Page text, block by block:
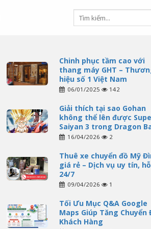
Chinh phục tầm cao với
thang máy GHT –
hiệu số 1 Việt Nam
06/01/2025 142
Giải thích tại sao Gohan
không thể lên được
Saiyan 3 trong Dragon
16/04/2026 2
Thuê xe chuyển đồ Mỹ
giá rẻ – Dịch vụ uy tín,
24/7
09/04/2026 1
Tối Ưu Mục Q&A Google
Maps Giúp Tăng Chuyển
Khách Hàng